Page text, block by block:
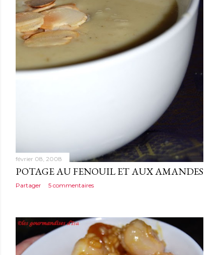
e
s
février 08, 2008
POTAGE AU FENOUIL ET AUX AMANDES
Partager 5 commentaires